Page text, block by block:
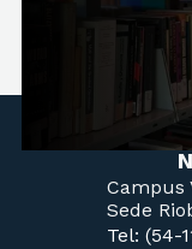
y
Campus
Sede
Tel: (54-